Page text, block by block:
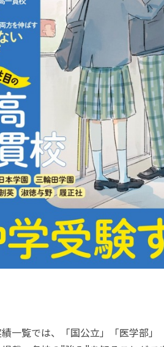
一覧では、「国公立」「医学部